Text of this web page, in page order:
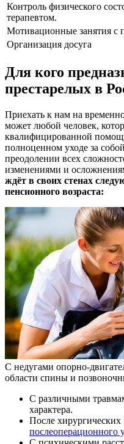
Контроль физического
терапевтом.
Мотивационные занятия с
Организация досуга
Для кого
престарелых в
Приехать к нам на
может любой человек,
квалифицированной
полноценном уходе за
преодолении всех
изменениями и
ждёт в своих стенах
пенсионного возраста:
С недугами опорно-
области спины и
С различными
характера.
После хирургических
послеоперационного